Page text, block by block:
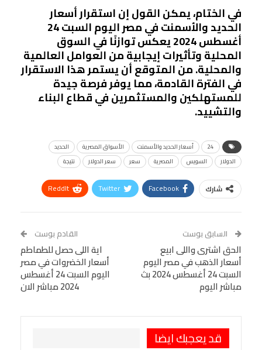
في الختام، يمكن القول إن استقرار أسعار
الحديد والأسمنت في مصر اليوم السبت 24
أغسطس 2024 يعكس توازنًا في السوق
المحلية وتأثيرات إيجابية من العوامل العالمية
والمحلية. من المتوقع أن يستمر هذا الاستقرار
في الفترة القادمة، مما يوفر فرصة جيدة
للمستهلكين والمستثمرين في قطاع البناء
والتشييد.
24 أسعار الحديد والأسمنت الأسواق المصرية
الحديد
الدولار
السويس المصرية سعر سعر الدولار نتيجة
شارك Facebook
Twitter
ReddIt
Tumblr
البريد الإلكتروني
VK
Digg
LINE
BlackBerry
Viber
طباعة
السابق بوست
الحق اشترى واللى ابيع
أسعار الذهب في مصر اليوم
السبت 24 أغسطس 2024 بث
مباشر اليوم
القادم بوست
اية اللى حصل للطماطم
أسعار الخضروات في مصر
اليوم السبت 24 أغسطس
2024 مباشر الان
قد يعجبك ايضا